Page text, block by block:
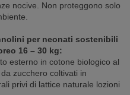
nocive. Non proteggono solo
per neonati sostenibili
16 – 30 kg:
esterno in cotone biologico al
zucchero coltivati in
privi di lattice naturale lozioni